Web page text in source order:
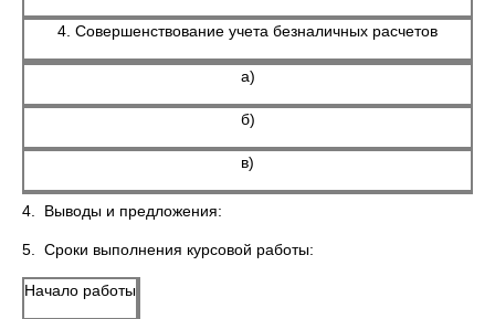
4. Совершенствование учета безналичных расчетов
а)
б)
в)
4. Выводы и предложения:
5. Сроки выполнения курсовой работы:
Начало работы